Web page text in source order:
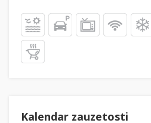
Kalendar zauzetosti